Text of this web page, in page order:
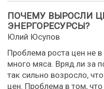
ПОЧЕМУ ВЫРОСЛИ
ЭНЕРГОРЕСУРСЫ?
Юлий Юсупов
Проблема роста цен не
много мяса. Вряд ли за
так сильно возросло,
цен. Проблема в том,